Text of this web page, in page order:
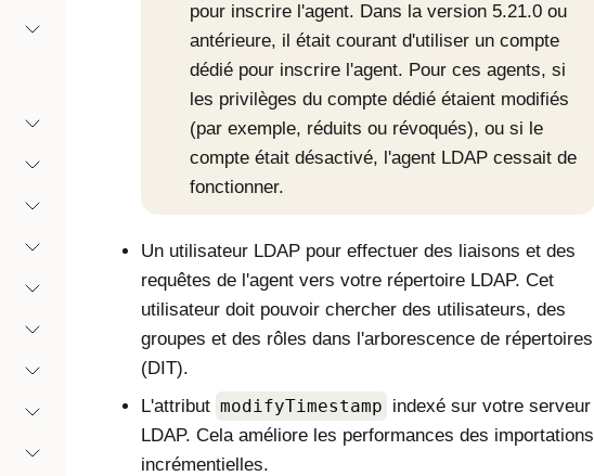
pour inscrire l'agent. Dans la version 5.21.0 ou
antérieure, il était courant d'utiliser un compte
dédié pour inscrire l'agent. Pour ces agents, si
les privilèges du compte dédié étaient modifiés
(par exemple, réduits ou révoqués), ou si le
compte était désactivé, l'agent LDAP cessait de
fonctionner.
Un utilisateur LDAP pour effectuer des liaisons et des
requêtes de l'agent vers votre répertoire LDAP. Cet
utilisateur doit pouvoir chercher des utilisateurs, des
groupes et des rôles dans l'arborescence de répertoires
(DIT).
L'attribut modifyTimestamp indexé sur votre serveur
LDAP. Cela améliore les performances des importations
incrémentielles.